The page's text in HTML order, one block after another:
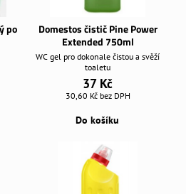
po
Domestos čistič Pine Power
Extended 750ml
WC gel pro dokonale čistou a svěží
toaletu
37 Kč
30,60 Kč bez DPH
Do košíku